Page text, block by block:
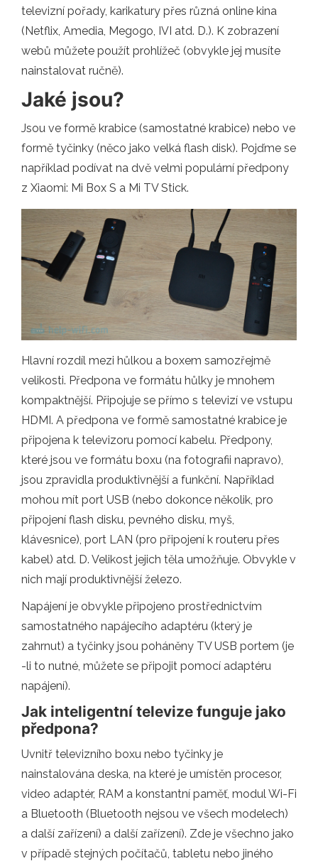
televizní pořady, karikatury přes různá online kina
(Netflix, Amedia, Megogo, IVI atd. D.). K zobrazení
webů můžete použít prohlížeč (obvykle jej musíte
nainstalovat ručně).
Jaké jsou?
Jsou ve formě krabice (samostatné krabice) nebo ve
formě tyčinky (něco jako velká flash disk). Pojďme se
například podívat na dvě velmi populární předpony
z Xiaomi: Mi Box S a Mi TV Stick.
Hlavní rozdíl mezi hůlkou a boxem samozřejmě
velikosti. Předpona ve formátu hůlky je mnohem
kompaktnější. Připojuje se přímo s televizí ve vstupu
HDMI. A předpona ve formě samostatné krabice je
připojena k televizoru pomocí kabelu. Předpony,
které jsou ve formátu boxu (na fotografii napravo),
jsou zpravidla produktivnější a funkční. Například
mohou mít port USB (nebo dokonce několik, pro
připojení flash disku, pevného disku, myš,
klávesnice), port LAN (pro připojení k routeru přes
kabel) atd. D. Velikost jejich těla umožňuje. Obvykle v
nich mají produktivnější železo.
Napájení je obvykle připojeno prostřednictvím
samostatného napájecího adaptéru (který je
zahrnut) a tyčinky jsou poháněny TV USB portem (je
-li to nutné, můžete se připojit pomocí adaptéru
napájení).
Jak inteligentní televize funguje jako
předpona?
Uvnitř televizního boxu nebo tyčinky je
nainstalována deska, na které je umístěn procesor,
video adaptér, RAM a konstantní paměť, modul Wi-Fi
a Bluetooth (Bluetooth nejsou ve všech modelech)
a další zařízení) a další zařízení). Zde je všechno jako
v případě stejných počítačů, tabletu nebo jiného